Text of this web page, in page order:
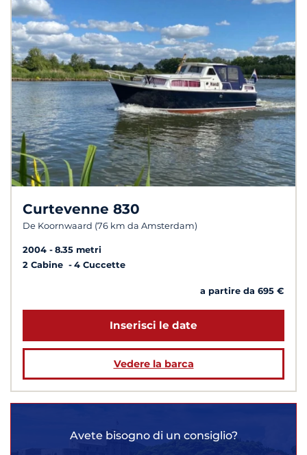
Curtevenne 830
De Koornwaard (76 km da Amsterdam)
2004
8.35 metri
2 Cabine
4 Cuccette
a partire da 695 €
Inserisci le date
Vedere la barca
Avete bisogno di un consiglio?